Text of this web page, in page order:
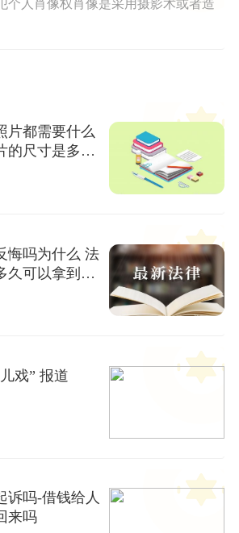
个人肖像权肖像是采用摄影术或者造
片都需要什么
的尺寸是多
悔吗为什么 法
久可以拿到调
戏” 报道
诉吗-借钱给人
来吗